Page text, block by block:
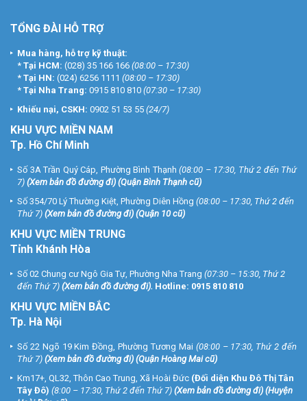
TỔNG ĐÀI HỖ TRỢ
Mua hàng, hỗ trợ kỹ thuật:
* Tại HCM: (028) 35 166 166 (08:00 – 17:30)
* Tại HN: (024) 6256 1111 (08:00 – 17:30)
* Tại Nha Trang: 0915 810 810 (07:30 – 17:30)
Khiếu nại, CSKH: 0902 51 53 55 (24/7)
KHU VỰC MIỀN NAM
Tp. Hồ Chí Minh
Số 3A Trần Quý Cáp, Phường Bình Thạnh (08:00 – 17:30, Thứ 2 đến Thứ
7) (Xem bản đồ đường đi) (Quận Bình Thạnh cũ)
Số 354/70 Lý Thường Kiệt, Phường Diên Hồng (08:00 – 17:30, Thứ 2 đến
Thứ 7) (Xem bản đồ đường đi) (Quận 10 cũ)
KHU VỰC MIỀN TRUNG
Tỉnh Khánh Hòa
Số 02 Chung cư Ngô Gia Tự, Phường Nha Trang (07:30 – 15:30, Thứ 2
đến Thứ 7) (Xem bản đồ đường đi). Hotline: 0915 810 810
KHU VỰC MIỀN BẮC
Tp. Hà Nội
Số 22 Ngõ 19 Kim Đồng, Phường Tương Mai (08:00 – 17:30, Thứ 2 đến
Thứ 7) (Xem bản đồ đường đi) (Quận Hoàng Mai cũ)
Km17+, QL32, Thôn Cao Trung, Xã Hoài Đức (Đối diện Khu Đô Thị Tân
Tây Đô) (8:00 – 17:30, Thứ 2 đến Thứ 7) (Xem bản đồ đường đi) (Huyện